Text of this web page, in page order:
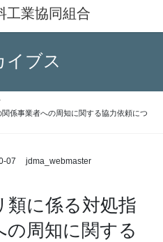
工業協同組合
イブス
係事業者への周知に関する協力依頼につ
07 jdma_webmaster
類に係る対処指
の周知に関する